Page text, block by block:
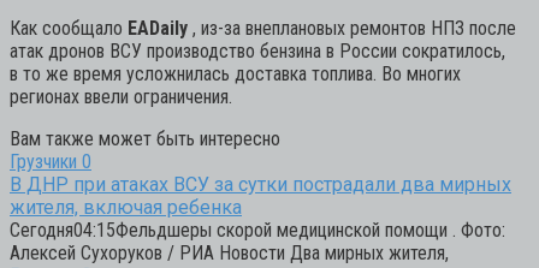
Как сообщало EADaily , из-за внеплановых ремонтов НПЗ после
атак дронов ВСУ производство бензина в России сократилось,
в то же время усложнилась доставка топлива. Во многих
регионах ввели ограничения.
Вам также может быть интересно
Грузчики 0
В ДНР при атаках ВСУ за сутки пострадали два мирных
жителя, включая ребенка
Сегодня04:15Фельдшеры скорой медицинской помощи . Фото:
Алексей Сухоруков / РИА Новости Два мирных жителя,